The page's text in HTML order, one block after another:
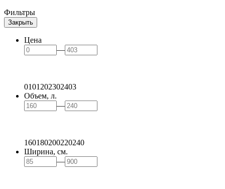
Фильтры
Закрыть
Цена
—
0101 202302403
Объем, л.
—
160180200220240
Ширина, см.
—